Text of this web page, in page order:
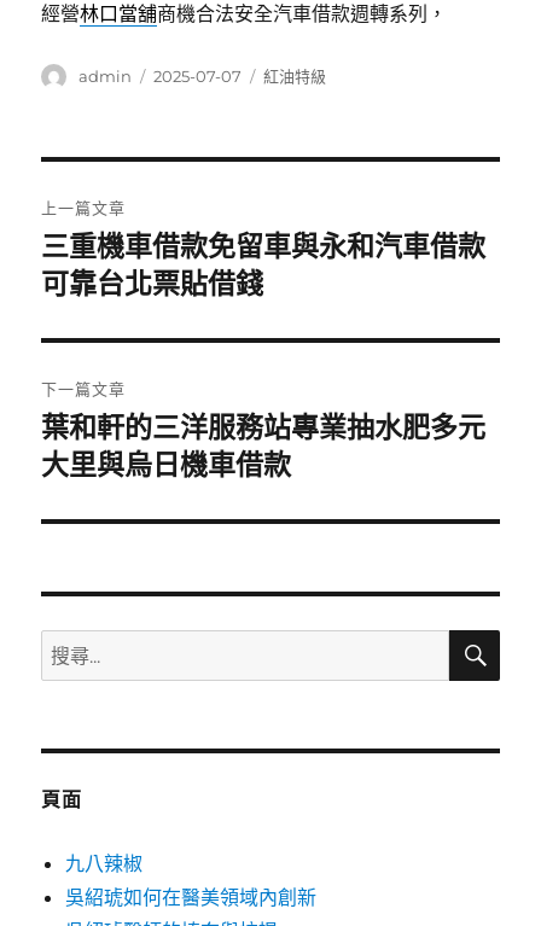
經營林口當舖商機合法安全汽車借款週轉系列，
作
admin
發
2025-07-07
分
紅油特級
章
導
覽
上一篇文章
上
一
文
章:
三重機車借款免留車與永和汽車借款
可靠台北票貼借錢
下一篇文章
下
一
文
葉和軒的三洋服務站專業抽水肥多元
大里與烏日機車借款
搜
尋
鍵
搜
頁面
九八辣椒
吳紹琥如何在醫美領域內創新